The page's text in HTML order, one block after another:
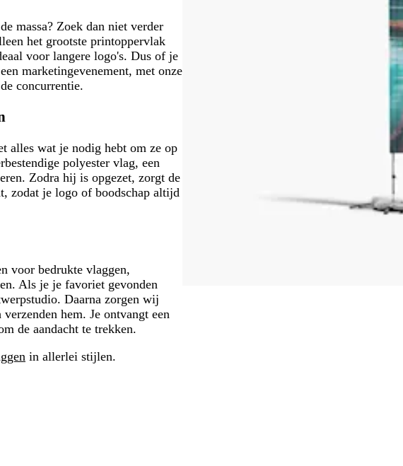
massa? Zoek dan niet verder
het grootste printoppervlak
voor langere logo's. Dus of je
marketingevenement, met onze
concurrentie.
alles wat je nodig hebt om ze op
polyester vlag, een
Zodra hij is opgezet, zorgt de
zodat je logo of boodschap altijd
voor bedrukte vlaggen,
Als je je favoriet gevonden
Daarna zorgen wij
hem. Je ontvangt een
de aandacht te trekken.
in allerlei stijlen.